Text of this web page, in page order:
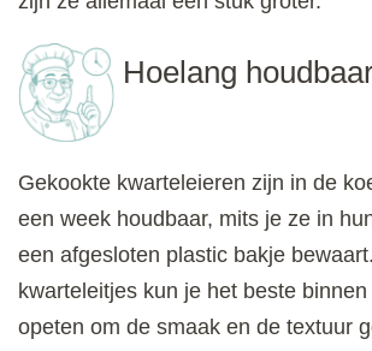
Hoelang
Gekookte kwarteleieren zijn in de
een week houdbaar, mits je ze in
een afgesloten plastic bakje
kwarteleitjes kun je het beste
opeten om de smaak en de textuur